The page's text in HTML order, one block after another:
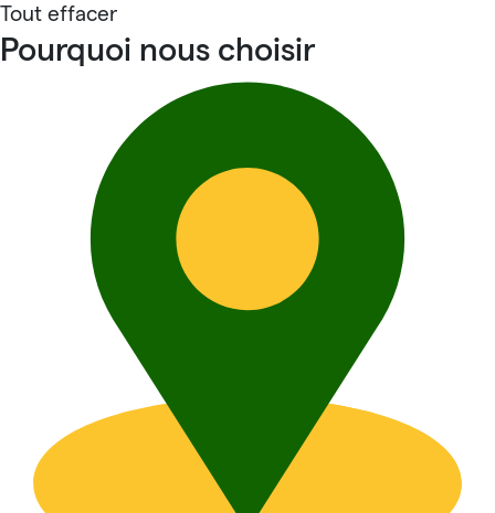
Tout effacer
Pourquoi nous choisir